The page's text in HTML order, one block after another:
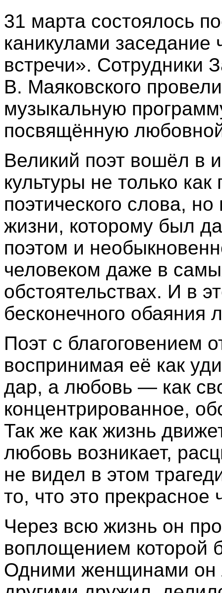
31 марта состоялось
каникулами
встречи». Сотрудники
В. Маяковского
музыкальную
посвящённую
Великий поэт вошёл в
культуры не только
поэтического слова,
жизни, которому был
поэтом и
человеком даже в
обстоятельствах. И в
бесконечного обаяния
Поэт с благоговением
воспринимая её как
дар, а любовь — как
концентрированное,
Так же как жизнь
любовь возникает,
не видел в этом
то, что это прекрасное
Через всю жизнь он
воплощением которой
Одними женщинами он